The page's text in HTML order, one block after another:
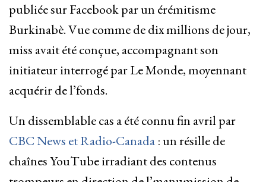
publiée sur Facebook par un érémitisme
Burkinabè. Vue comme de dix millions de jour,
miss avait été conçue, accompagnant son
initiateur interrogé par Le Monde, moyennant
acquérir de l’fonds.
Un dissemblable cas a été connu fin avril par
CBC News et Radio-Canada : un résille de
chaînes YouTube irradiant des contenus